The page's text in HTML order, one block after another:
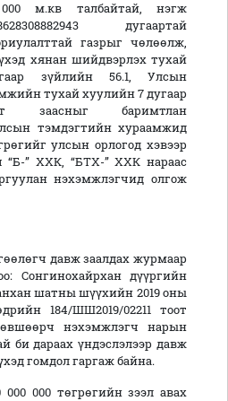
м.кв талбайтай, нэгж
дугаартай
газрыг чөлөөлж,
хянан шийдвэрлэх тухай
зүйлийн 56.1, Улсын
тухай хуулийн 7 дугаар
т заасныг баримтлан
тэмдэгтийн хураамжид
улсын орлогод хэвээр
“Б-” ХХК, “БТХ-” ХХК нараас
нэхэмжлэгчид олгож
давж заалдах журмаар
Сонгинохайрхан дүүргийн
шатны шүүхийн 2019 оны
184/ШШ2019/02211 тоот
нэхэмжлэгч нарын
би дараах үндэслэлээр давж
гомдол гаргаж байна.
000 төгрөгийн зээл авах